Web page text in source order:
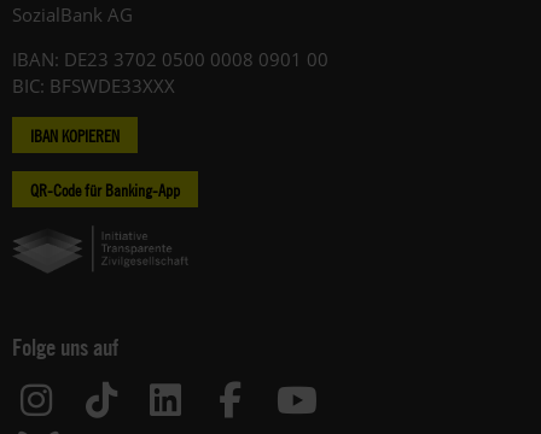
SozialBank AG
IBAN: DE23 3702 0500 0008 0901 00
BIC: BFSWDE33XXX
IBAN KOPIEREN
QR-Code für Banking-App
Folge uns auf